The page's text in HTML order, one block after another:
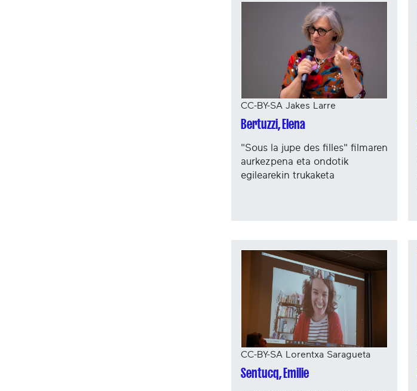
CC-BY-SA Jakes Larre
Bertuzzi, Elena
"Sous la jupe des filles" filmaren
aurkezpena eta ondotik
egilearekin trukaketa
CC-BY-SA Lorentxa Saragueta
Sentucq, Emilie